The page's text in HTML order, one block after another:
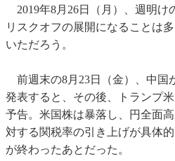
2019年8月26日（月）、週明け
リスクオフの展開になることは
いただろう。
前週末の8月23日（金）、中国
発表すると、その後、トランプ
予告。米国株は暴落し、円全面
対する関税率の引き上げが具体
が終わったあとだった。